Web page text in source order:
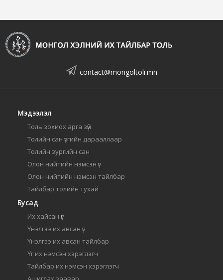
contact@mongoltoli.mn
Мэдээлэл
Толь зохиох арга зүй
Толийн сан үсгийн дарааллаар
Толийн зургийн сан
Олон нийтийн нэмсэн үг
Олон нийтийн нэмсэн тайлбар
Тайлбар толийн тухай
Бусад
Их хайсан үг
Үнэлгээ их авсан үг
Үнэлгээ их авсан тайлбар
Үг их нэмсэн хэрэглэгч
Тайлбар их нэмсэн хэрэглэгч